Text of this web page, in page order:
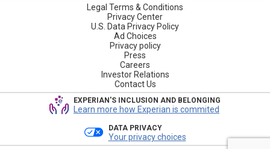
Legal Terms & Conditions
Privacy Center
U.S. Data Privacy Policy
Ad Choices
Privacy policy
Press
Careers
Investor Relations
Contact Us
EXPERIAN'S INCLUSION AND BELONGING
Learn more how Experian is commited
DATA PRIVACY
Your privacy choices